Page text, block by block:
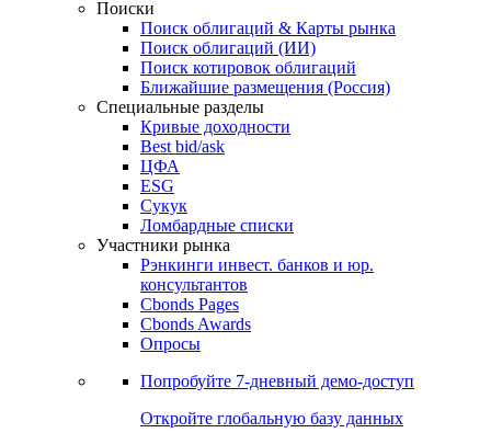
Поиски
Поиск облигаций & Карты рынка
Поиск облигаций (ИИ)
Поиск котировок облигаций
Ближайшие размещения (Россия)
Специальные разделы
Кривые доходности
Best bid/ask
ЦФА
ESG
Сукук
Ломбардные списки
Участники рынка
Рэнкинги инвест. банков и юр.
консультантов
Cbonds Pages
Cbonds Awards
Опросы
Попробуйте 7-дневный демо-доступ
Откройте глобальную базу данных